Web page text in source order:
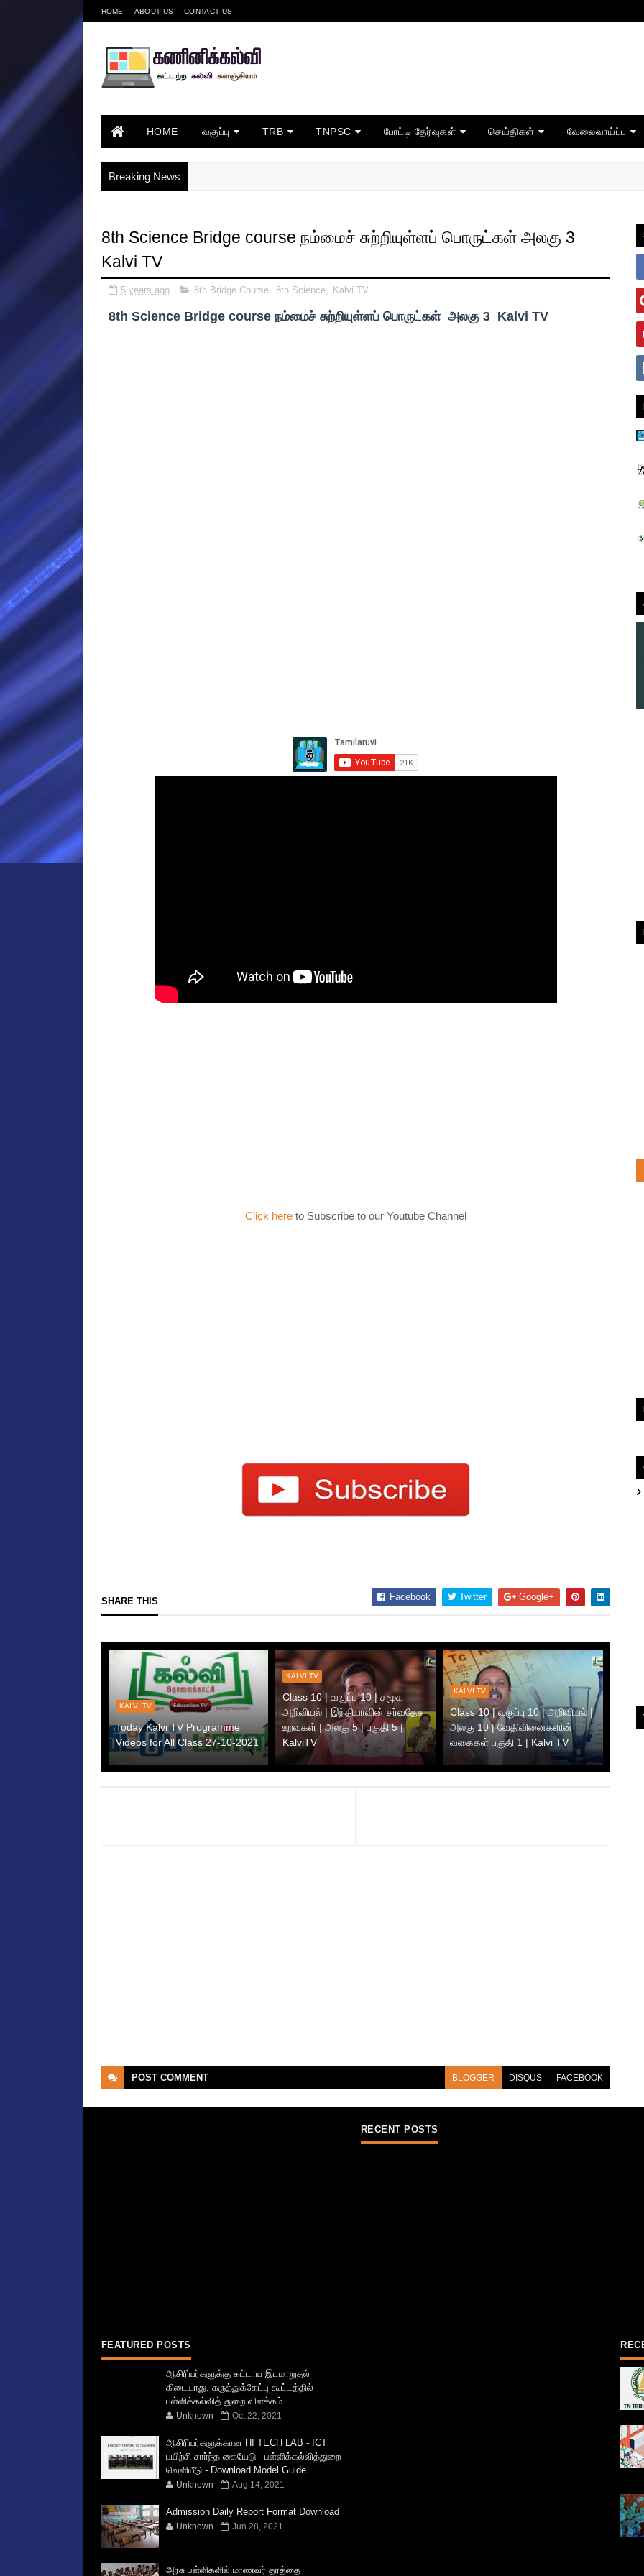
HOME ABOUT US CONTACT US
HOME வகுப்பு TRB TNPSC போட்டி தேர்வுகள் செய்திகள் வேலைவாய்ப்பு
Breaking News
8th Science Bridge course நம்மைச் சுற்றியுள்ளப் பொருட்கள் அலகு 3
Kalvi TV
5 years ago 8th Bridge Course, 8th Science, Kalvi TV
8th Science Bridge course நம்மைச் சுற்றியுள்ளப் பொருட்கள் அலகு 3 Kalvi TV
Click here to Subscribe to our Youtube Channel
SHARE THIS Facebook Twitter Google+
KALVI TV
Today Kalvi TV Programme
Videos for All Class 27-10-2021
KALVI TV
Class 10 | வகுப்பு 10 | சமூக
அறிவியல் | இந்தியாவின் சர்வதேச
உறவுகள் | அலகு 5 | பகுதி 5 |
KalviTV
KALVI TV
Class 10 | வகுப்பு 10 | அறிவியல் |
அலகு 10 | வேதிவினைகளின்
வகைகள் பகுதி 1 | Kalvi TV
POST COMMENT BLOGGER DISQUS FACEBOOK
FEATURED POSTS
ஆசிரியர்களுக்கு கட்டாய இடமாறுதல்
கிடையாது: கருத்துக்கேட்பு கூட்டத்தில்
பள்ளிக்கல்வித் துறை விளக்கம்
Unknown Oct 22, 2021
ஆசிரியர்களுக்கான HI TECH LAB - ICT
பயிற்சி சார்ந்த கையேடு - பள்ளிக்கல்வித்துறை
வெளியீடு - Download Model Guide
Unknown Aug 14, 2021
Admission Daily Report Format Download
Unknown Jun 28, 2021
அரசு பள்ளிகளில் மாணவர் தரத்தை
RECENT POSTS